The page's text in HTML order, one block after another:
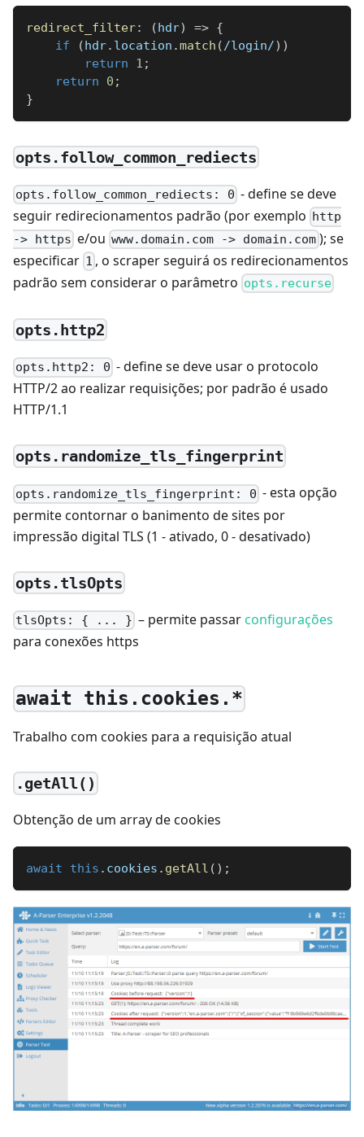
redirect_filter: (hdr) => {
if
(hdr. location .match (/login/) )
return
1 ;
return
0 ;
}
opts.follow_common_rediects
opts.follow_common_rediects: 0 - define se deve
seguir redirecionamentos padrão (por exemplo http
-> https e/ouwww.domain.com -> domain.com); se
especificar 1 , o scraper seguirá os redirecionamentos
padrão sem considerar o parâmetro opts.recurse
opts.http2
opts.http2: 0 - define se deve usar o protocolo
HTTP/2 ao realizar requisições; por padrão é usado
HTTP/1.1
opts.randomize_tls_fingerprint
opts.randomize_tls_fingerprint: 0 - esta opção
permite contornar o banimento de sites por
impressão digital TLS (1 - ativado, 0 - desativado)
opts.tlsOpts
tlsOpts: { ... } – permite passar configurações
para conexões https ​
await this.cookies.*
Trabalho com cookies para a requisição atual
.getAll()
Obtenção de um array de cookies
await this . cookies . getAll ( ) ;